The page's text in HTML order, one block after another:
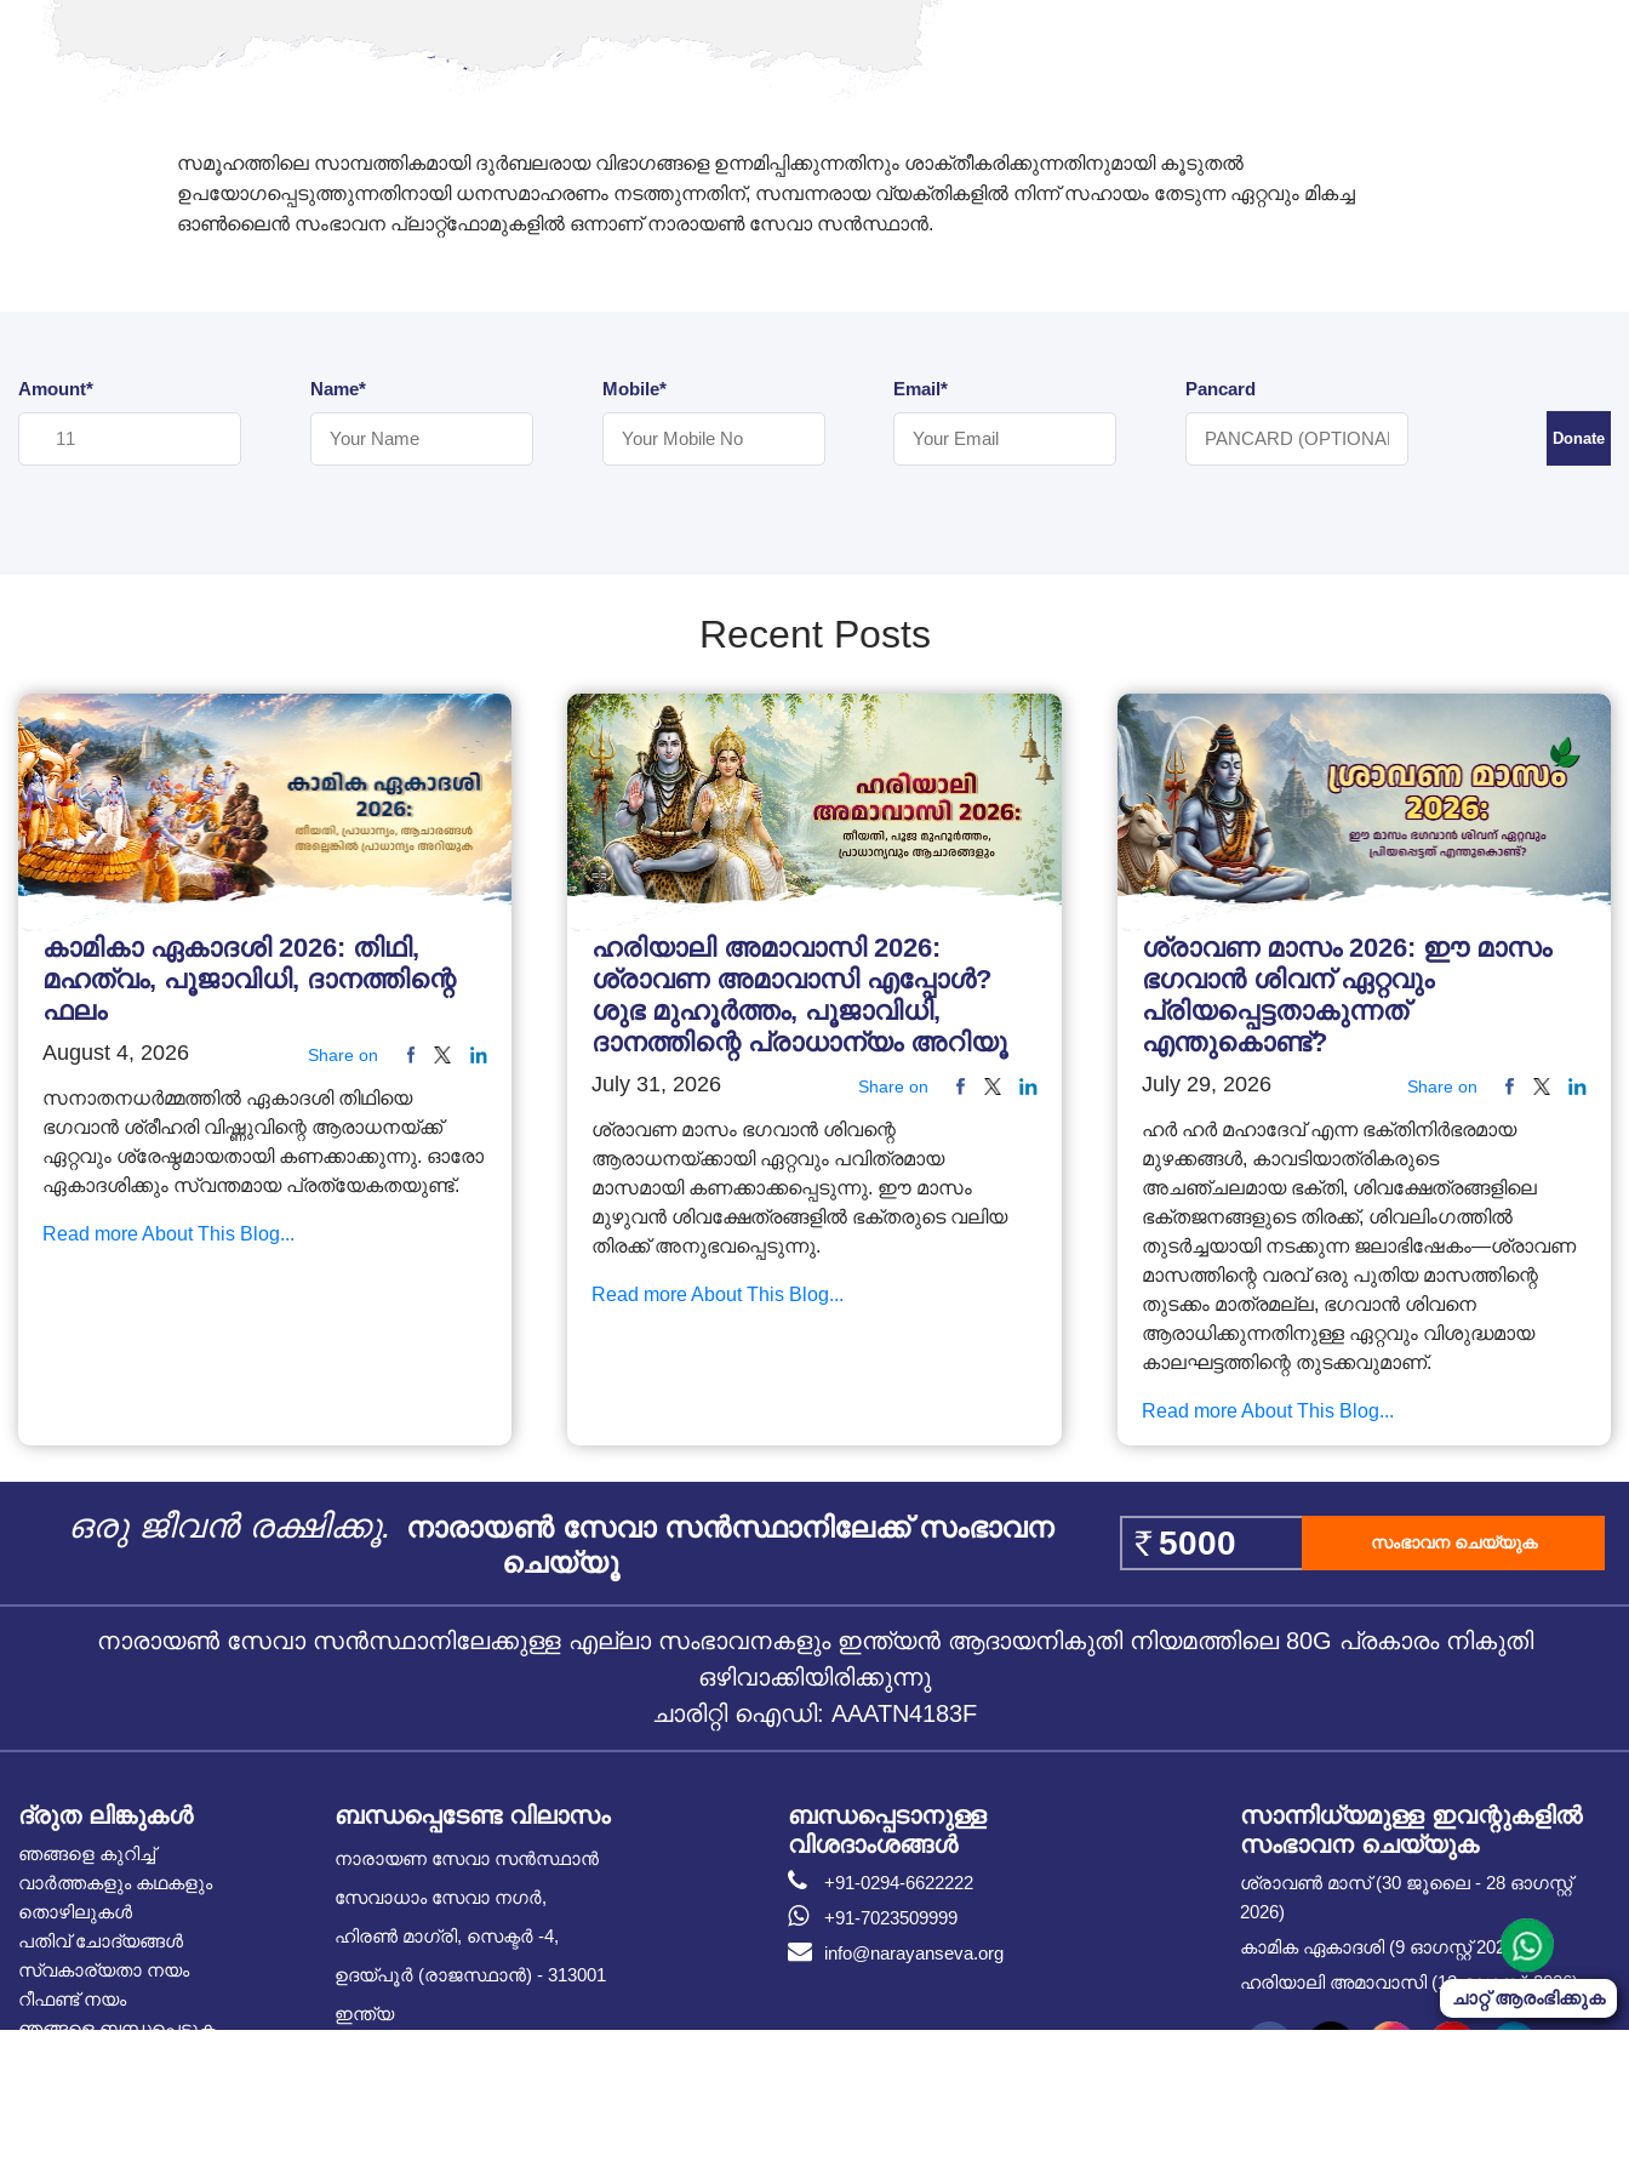
Start Chat
സമൂഹത്തിലെ സാമ്പത്തികമായി ദുർബലരായ വിഭാഗങ്ങളെ ഉന്നമിപ്പിക്കുന്നതിനും ശാക്തീകരിക്കുന്നതിനുമായി കൂടുതൽ
ഉപയോഗപ്പെടുത്തുന്നതിനായി ധനസമാഹരണം നടത്തുന്നതിന്, സമ്പന്നരായ വ്യക്തികളിൽ നിന്ന് സഹായം തേടുന്ന ഏറ്റവും മികച്ച
ഓൺലൈൻ സംഭാവന പ്ലാറ്റ്‌ഫോമുകളിൽ ഒന്നാണ് നാരായൺ സേവാ സൻസ്ഥാൻ.
Amount* Name* Mobile* Email* Pancard
Donate
Recent Posts
കാമികാ ഏകാദശി 2026: തിഥി,
മഹത്വം, പൂജാവിധി, ദാനത്തിന്റെ
ഫലം
August 4, 2026 Share on
സനാതനധർമ്മത്തിൽ ഏകാദശി തിഥിയെ
ഭഗവാൻ ശ്രീഹരി വിഷ്ണുവിന്റെ ആരാധനയ്ക്ക്
ഏറ്റവും ശ്രേഷ്ഠമായതായി കണക്കാക്കുന്നു. ഓരോ
ഏകാദശിക്കും സ്വന്തമായ പ്രത്യേകതയുണ്ട്.
Read more About This Blog...
ഹരിയാലി അമാവാസി 2026:
ശ്രാവണ അമാവാസി എപ്പോൾ?
ശുഭ മുഹൂർത്തം, പൂജാവിധി,
ദാനത്തിന്റെ പ്രാധാന്യം അറിയൂ
July 31, 2026 Share on
ശ്രാവണ മാസം ഭഗവാൻ ശിവന്റെ
ആരാധനയ്ക്കായി ഏറ്റവും പവിത്രമായ
മാസമായി കണക്കാക്കപ്പെടുന്നു. ഈ മാസം
മുഴുവൻ ശിവക്ഷേത്രങ്ങളിൽ ഭക്തരുടെ വലിയ
തിരക്ക് അനുഭവപ്പെടുന്നു.
Read more About This Blog...
ശ്രാവണ മാസം 2026: ഈ മാസം
ഭഗവാൻ ശിവന് ഏറ്റവും
പ്രിയപ്പെട്ടതാകുന്നത്
എന്തുകൊണ്ട്?
July 29, 2026 Share on
ഹർ ഹർ മഹാദേവ് എന്ന ഭക്തിനിർഭരമായ
മുഴക്കങ്ങൾ, കാവടിയാത്രികരുടെ
അചഞ്ചലമായ ഭക്തി, ശിവക്ഷേത്രങ്ങളിലെ
ഭക്തജനങ്ങളുടെ തിരക്ക്, ശിവലിംഗത്തിൽ
തുടർച്ചയായി നടക്കുന്ന ജലാഭിഷേകം—ശ്രാവണ
മാസത്തിന്റെ വരവ് ഒരു പുതിയ മാസത്തിന്റെ
തുടക്കം മാത്രമല്ല, ഭഗവാൻ ശിവനെ
ആരാധിക്കുന്നതിനുള്ള ഏറ്റവും വിശുദ്ധമായ
കാലഘട്ടത്തിന്റെ തുടക്കവുമാണ്.
Read more About This Blog...
ചാറ്റ് ആരംഭിക്കുക
ഒരു ജീവൻ രക്ഷിക്കൂ.
നാരായൺ സേവാ സൻസ്ഥാനിലേക്ക് സംഭാവന
ചെയ്യൂ
സംഭാവന ചെയ്യുക
നാരായൺ സേവാ സൻസ്ഥാനിലേക്കുള്ള എല്ലാ സംഭാവനകളും ഇന്ത്യൻ ആദായനികുതി നിയമത്തിലെ 80G പ്രകാരം നികുതി
ഒഴിവാക്കിയിരിക്കുന്നു
ചാരിറ്റി ഐഡി: AAATN4183F
ദ്രുത ലിങ്കുകൾ
ഞങ്ങളെ കുറിച്ച്
വാർത്തകളും കഥകളും
തൊഴിലുകൾ
പതിവ് ചോദ്യങ്ങൾ
സ്വകാര്യതാ നയം
റീഫണ്ട് നയം
ഞങ്ങളെ ബന്ധപ്പെടുക
ബന്ധപ്പെടേണ്ട വിലാസം
നാരായണ സേവാ സൻസ്ഥാൻ
സേവാധാം സേവാ നഗർ,
ഹിരൺ മാഗ്രി, സെക്ടർ -4,
ഉദയ്പൂർ (രാജസ്ഥാൻ) - 313001
ഇന്ത്യ
ബന്ധപ്പെടാനുള്ള
വിശദാംശങ്ങൾ
+91-0294-6622222
+91-7023509999
info@narayanseva.org
സാന്നിധ്യമുള്ള ഇവന്റുകളില്‍
സംഭാവന ചെയ്യുക
ശ്രാവൺ മാസ് (30 ജൂലൈ - 28 ഓഗസ്റ്റ്
2026)
കാമിക ഏകാദശി (9 ഓഗസ്റ്റ് 2026)
ഹരിയാലി അമാവാസി (12 ഓഗസ്റ്റ്, 2026)